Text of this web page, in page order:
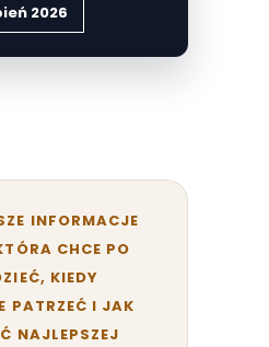
2026
INFORMACJE
CHCE PO
KIEDY
PATRZEĆ I JAK
NAJLEPSZEJ